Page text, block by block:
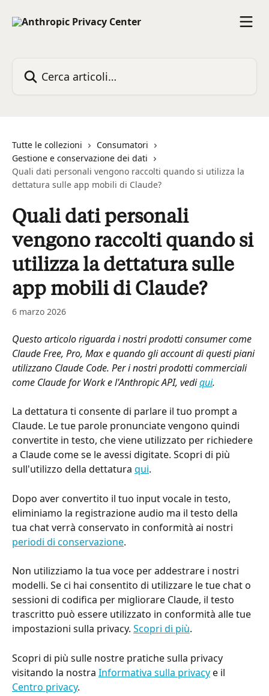
Tutte le collezioni
Consumatori
Gestione e conservazione dei dati
Quali dati personali vengono raccolti quando si utilizza la
dettatura sulle app mobili di Claude?
Quali dati personali
vengono raccolti quando si
utilizza la dettatura sulle
app mobili di Claude?
6 marzo 2026
Questo articolo riguarda i nostri prodotti consumer come
Claude Free, Pro, Max e quando gli account di questi piani
utilizzano Claude Code. Per i nostri prodotti commerciali
come Claude for Work e l'Anthropic API, vedi qui.
La dettatura ti consente di parlare il tuo prompt a
Claude. Le tue parole pronunciate vengono quindi
convertite in testo, che viene utilizzato per richiedere
a Claude come se le avessi digitate. Scopri di più
sull'utilizzo della dettatura qui.
Dopo aver convertito il tuo input vocale in testo,
eliminiamo la registrazione audio ma il testo della
tua chat verrà conservato in conformità ai nostri
periodi di conservazione.
Non utilizziamo la tua voce per addestrare i nostri
modelli. Se ci hai consentito di utilizzare le tue chat o
sessioni di codifica per migliorare Claude, il testo
trascritto può essere utilizzato in conformità alle tue
impostazioni sulla privacy. Scopri di più.
Scopri di più sulle nostre pratiche sulla privacy
visitando la nostra Informativa sulla privacy e il
Centro privacy.